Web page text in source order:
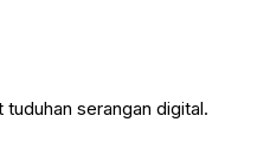
serangan digital.